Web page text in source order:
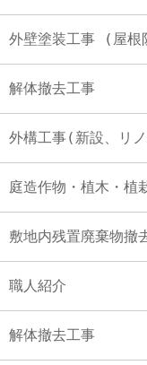
外壁塗装工事 (屋根
解体撤去工事
外構工事(新設、リ
庭造作物・植木・植
敷地内残置廃棄物撤
職人紹介
解体撤去工事